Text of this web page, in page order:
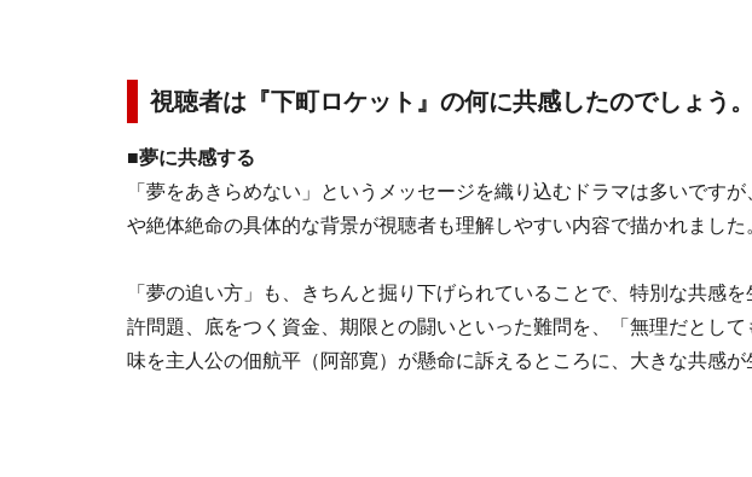
視聴者は『下町ロケット』の何に共感したのでしょう。
■夢に共感する
「夢をあきらめない」というメッセージを織り込むドラマは多いです
や絶体絶命の具体的な背景が視聴者も理解しやすい内容で描かれました
「夢の追い方」も、きちんと掘り下げられていることで、特別な共感
許問題、底をつく資金、期限との闘いといった難問を、「無理だとし
味を主人公の佃航平（阿部寛）が懸命に訴えるところに、大きな共感が